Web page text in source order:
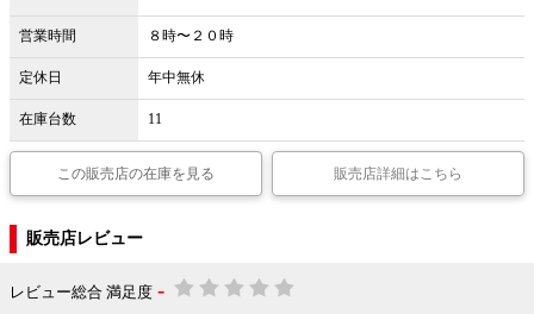
営業時間 ８時〜２０時
定休日 年中無休
在庫台数 11
この販売店の在庫を見る 販売店詳細はこちら
販売店レビュー
レビュー総合 満足度 -